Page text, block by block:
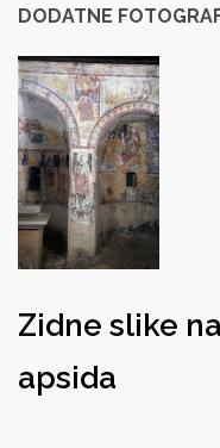
DODATNE
Zidne slike
apsida